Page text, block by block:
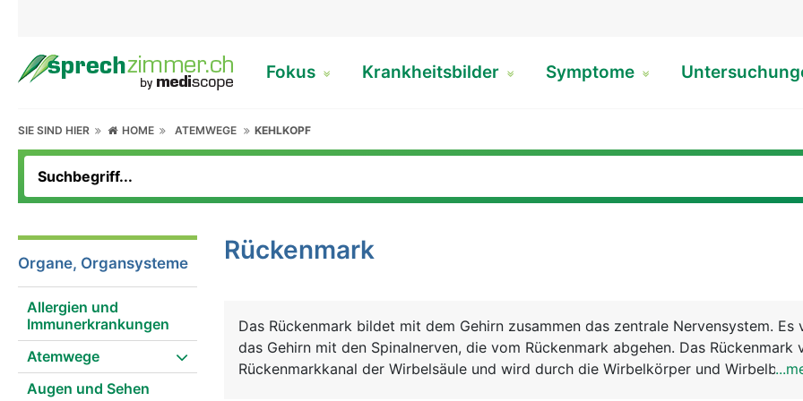
Fokus Krankheitsbilder Symptome
SIE SIND HIER HOME ATEMWEGE KEHLKOPF
Organe, Organsysteme
Allergien und
Immunerkrankungen
Atemwege
Augen und Sehen
Rückenmark
Das Rückenmark bildet mit dem Gehirn zusammen das zentrale Nervensystem. Es
das Gehirn mit den Spinalnerven, die vom Rückenmark abgehen. Das Rückenmark
Rückenmarkkanal der Wirbelsäule und wird durch die Wirbelkörper und